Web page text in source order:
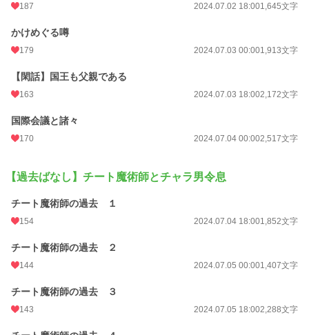
187 2024.07.02 18:001,645文字
かけめぐる噂
179 2024.07.03 00:001,913文字
【閑話】国王も父親である
163 2024.07.03 18:002,172文字
国際会議と諸々
170 2024.07.04 00:002,517文字
【過去ばなし】チート魔術師とチャラ男令息
チート魔術師の過去 １
154 2024.07.04 18:001,852文字
チート魔術師の過去 ２
144 2024.07.05 00:001,407文字
チート魔術師の過去 ３
143 2024.07.05 18:002,288文字